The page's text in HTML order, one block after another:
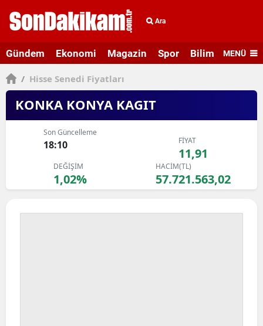
Ara
Gündem Ekonomi Magazin Spor Bilim veMENÜ
/ Hisse Senedi Fiyatları
KONKA KONYA KAGIT
Son Güncelleme
18:10 FİYAT
11,91
DEĞİŞİM
1,02%
HACİM(TL)
57.721.563,02